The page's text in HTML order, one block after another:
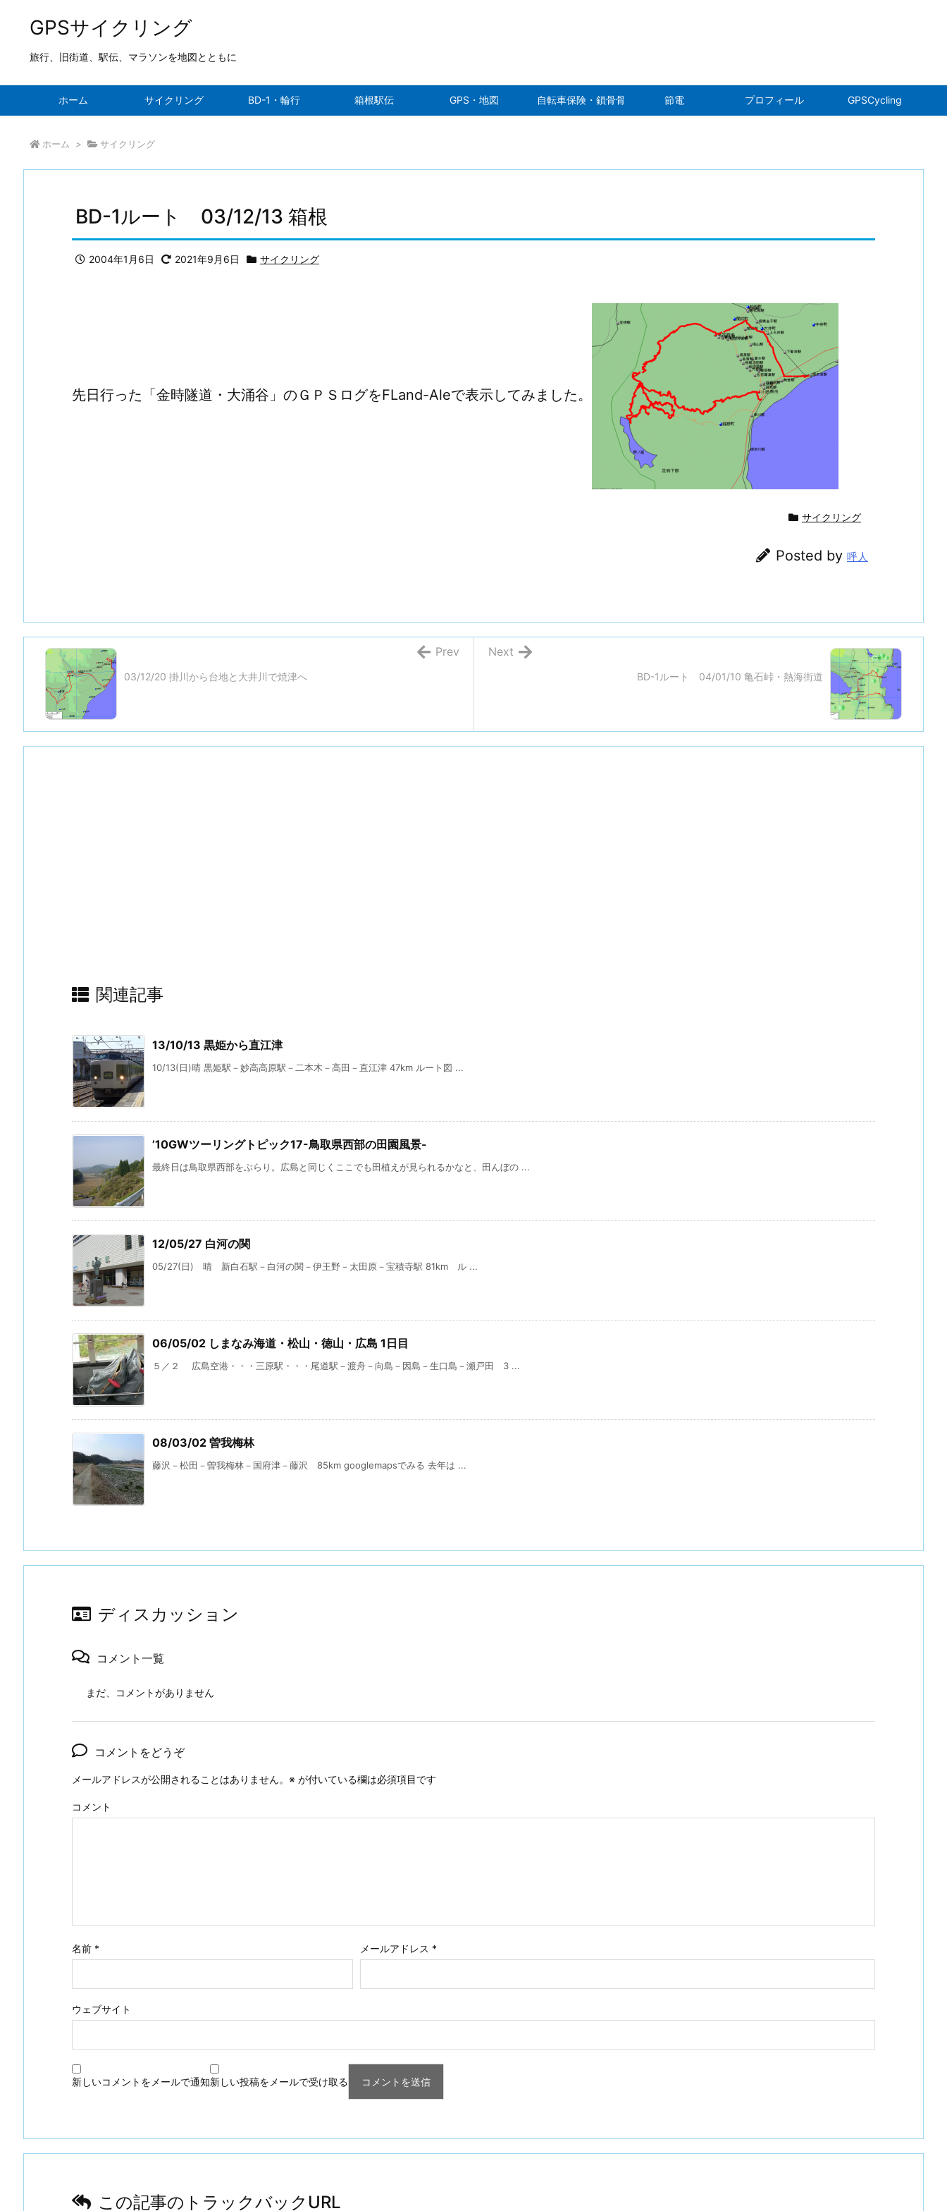
GPSサイクリング
旅行、旧街道、駅伝、マラソンを地図とともに
ホーム サイクリング BD-1・輪行 箱根駅伝 GPS・地図 自転車保険・鎖骨骨折 節電 プロフィール GPSCycling
ホーム > サイクリング
BD-1ルート 03/12/13 箱根
2004年1月6日 2021年9月6日 サイクリング
先日行った「金時隧道・大涌谷」のＧＰＳログをFLand-Aleで表示してみました。
サイクリング
Posted by 呼人
BD-1ルート 04/01/10 亀石峠・熱海街道
Next
03/12/20 掛川から台地と大井川で焼津へ
Prev
関連記事
13/10/13 黒姫から直江津
10/13(日)晴 黒姫駅－妙高高原駅－二本木－高田－直江津 47km ルート図 ...
’10GWツーリングトピック17-鳥取県西部の田園風景-
最終日は鳥取県西部をぶらり。広島と同じくここでも田植えが見られるかなと、田んぼの ...
12/05/27 白河の関
05/27(日) 晴 新白石駅－白河の関－伊王野－太田原－宝積寺駅 81km ル ...
06/05/02 しまなみ海道・松山・徳山・広島 1日目
５／２ 広島空港・・・三原駅・・・尾道駅－渡舟－向島－因島－生口島－瀬戸田 3 ...
08/03/02 曽我梅林
藤沢－松田－曽我梅林－国府津－藤沢 85km googlemapsでみる 去年は ...
ディスカッション
コメント一覧
まだ、コメントがありません
コメントをどうぞ
メールアドレスが公開されることはありません。 ※ が付いている欄は必須項目です
コメント
名前 * メールアドレス *
ウェブサイト
新しいコメントをメールで通知新しい投稿をメールで受け取る
この記事のトラックバックURL